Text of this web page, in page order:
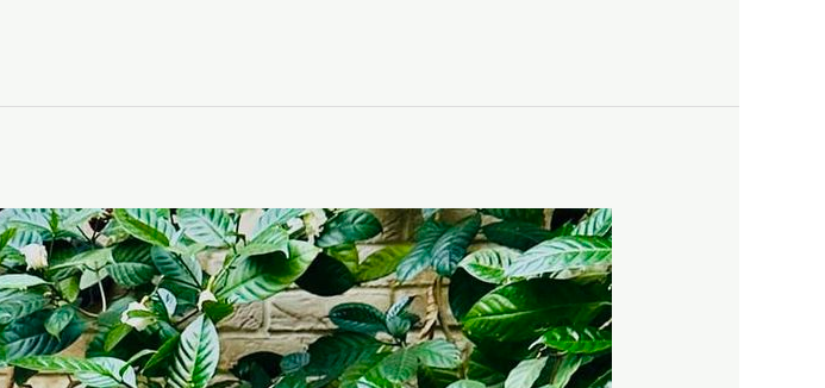
חדשה,
התחלות
חדשות